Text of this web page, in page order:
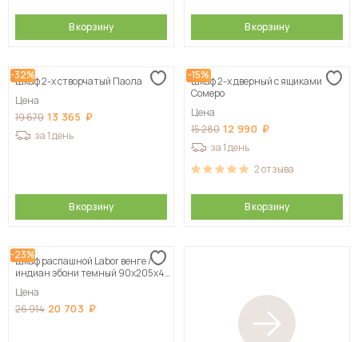
В корзину В корзину
-32%
Шкаф 2-х створчатый Паола
Цена
19 670 13 365
за 1 день
В корзину
-15%
Шкаф 2-х дверный с ящиками
Сомеро
Цена
15 280 12 990
за 1 день
2отзыва
В корзину
-23%
Шкаф распашной Labor венге /
индиан эбони темный 90х205х40
Цена
26 914 20 703